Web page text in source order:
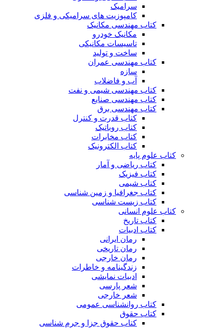
سرامیک
کامپوزیت های سرامیکی و فلزی
کتاب مهندسی مکانیک
مکانیک خودرو
تاسیسات مکانیکی
ساخت و تولید
کتاب مهندسی عمران
سازه
آب و فاضلاب
کتاب مهندسی شیمی و نفت
کتاب مهندسی صنایع
کتاب مهندسی برق
کتاب قدرت و کنترل
کتاب روباتیک
کتاب مخابرات
کتاب الکترونیک
کتاب علوم پایه
کتاب ریاضی و آمار
کتاب فیزیک
کتاب شیمی
کتاب جغرافیا و زمین شناسی
کتاب زیست شناسی
کتاب علوم انسانی
کتاب تاریخ
کتاب ادبیات
رمان ایرانی
رمان تاریخی
رمان خارجی
زندگینامه و خاطرات
ادبیات نمایشی
شعر پارسی
شعر خارجی
کتاب روانشناسی عمومی
کتاب حقوق
کتاب حقوق جزا و جرم شناسی